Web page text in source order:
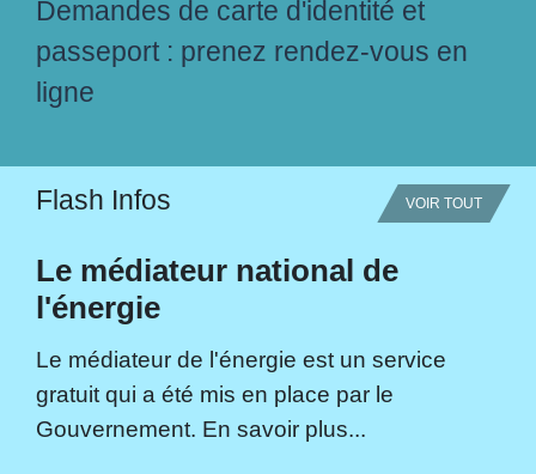
Demandes de carte d'identité et
passeport : prenez rendez-vous en
ligne
Flash Infos VOIR TOUT
Le médiateur national de
l'énergie
Le médiateur de l'énergie est un service
gratuit qui a été mis en place par le
Gouvernement. En savoir plus...